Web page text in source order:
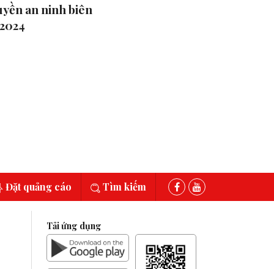
an ninh biên
Đặt quảng cáo Tìm kiếm
Tải ứng dụng